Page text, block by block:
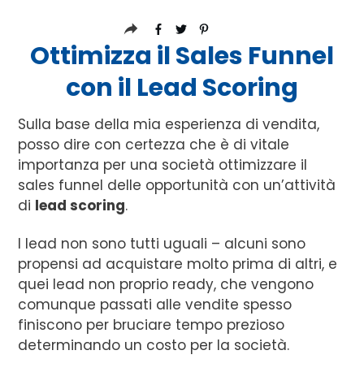
Ottimizza il Sales Funnel
con il Lead Scoring
Sulla base della mia esperienza di vendita,
posso dire con certezza che è di vitale
importanza per una società ottimizzare il
sales funnel delle opportunità con un’attività
di lead scoring.
I lead non sono tutti uguali – alcuni sono
propensi ad acquistare molto prima di altri, e
quei lead non proprio ready, che vengono
comunque passati alle vendite spesso
finiscono per bruciare tempo prezioso
determinando un costo per la società.